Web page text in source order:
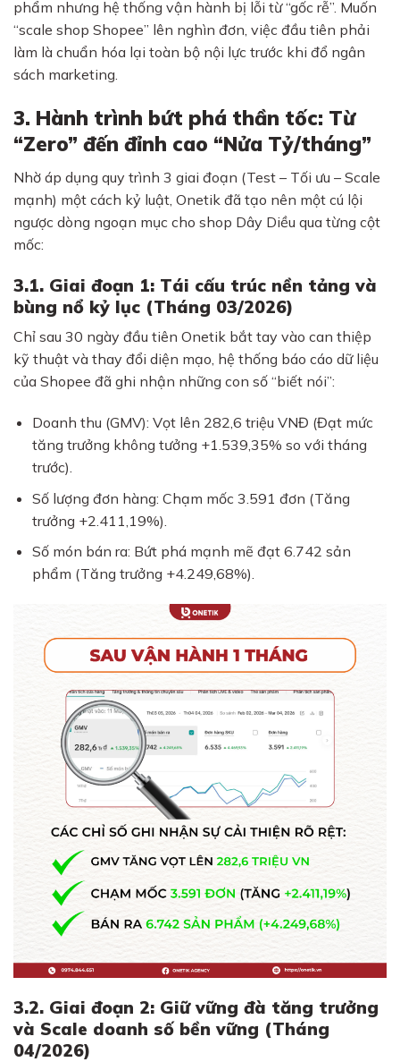
phẩm nhưng hệ thống vận hành bị lỗi từ “gốc rễ”. Muốn
“scale shop Shopee” lên nghìn đơn, việc đầu tiên phải
làm là chuẩn hóa lại toàn bộ nội lực trước khi đổ ngân
sách marketing.
3. Hành trình bứt phá thần tốc: Từ
“Zero” đến đỉnh cao “Nửa Tỷ/tháng”
Nhờ áp dụng quy trình 3 giai đoạn (Test – Tối ưu – Scale
mạnh) một cách kỷ luật, Onetik đã tạo nên một cú lội
ngược dòng ngoạn mục cho shop Dây Diều qua từng cột
mốc:
3.1. Giai đoạn 1: Tái cấu trúc nền tảng và
bùng nổ kỷ lục (Tháng 03/2026)
Chỉ sau 30 ngày đầu tiên Onetik bắt tay vào can thiệp
kỹ thuật và thay đổi diện mạo, hệ thống báo cáo dữ liệu
của Shopee đã ghi nhận những con số “biết nói”:
Doanh thu (GMV): Vọt lên 282,6 triệu VNĐ (Đạt mức
tăng trưởng không tưởng +1.539,35% so với tháng
trước).
Số lượng đơn hàng: Chạm mốc 3.591 đơn (Tăng
trưởng +2.411,19%).
Số món bán ra: Bứt phá mạnh mẽ đạt 6.742 sản
phẩm (Tăng trưởng +4.249,68%).
3.2. Giai đoạn 2: Giữ vững đà tăng trưởng
và Scale doanh số bền vững (Tháng
04/2026)